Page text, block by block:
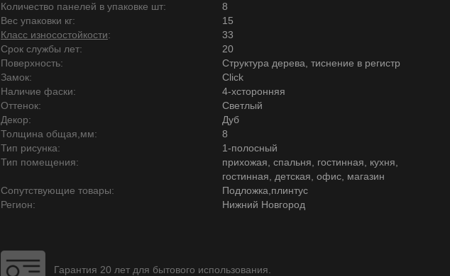
Количество панелей в упаковке шт:
8
Вес упаковки кг:
15
Класс износостойкости:
33
Срок службы лет:
20
Поверхность:
Структура дерева, тиснение в регистр
Замок:
Click
Наличие фаски:
4-хсторонняя
Оттенок:
Светлый
Декор:
Дуб
Толщина общая,мм:
8
Тип рисунка:
1-полосный
Тип помещения:
прихожая, спальня, гостинная, кухня,
гостинная, детская, офис, магазин
Сопутствующие товары:
Подложка,плинтус
Регион:
Нижний Новгород
Гарантия 20 лет для бытового использования.